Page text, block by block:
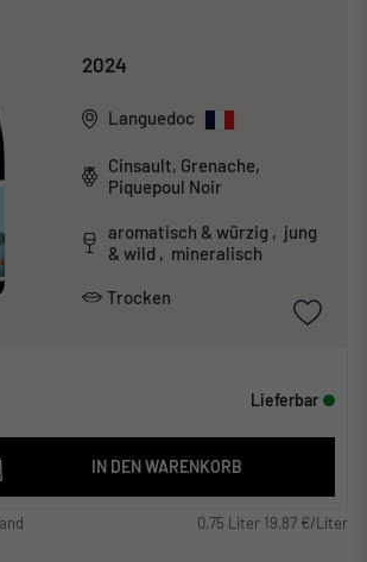
2024
Languedoc
Cinsault, Grenache,
Piquepoul Noir
aromatisch & würzig , jung
& wild , mineralisch
Trocken
Lieferbar
IN DEN WARENKORB
0,75 Liter 19,87 €/Liter